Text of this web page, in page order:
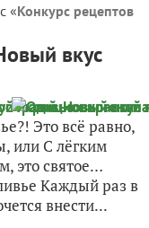
«Конкурс рецептов
вкус
Это всё равно,
или С лёгким
это святое…
Каждый раз в
внести...